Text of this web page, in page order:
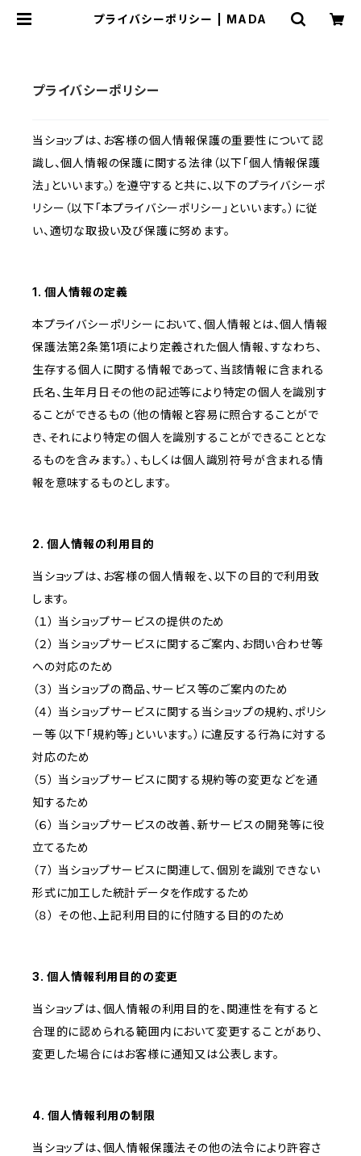
プライバシーポリシー | MADA
プライバシーポリシー
当ショップは、お客様の個人情報保護の重要性について認
識し、個人情報の保護に関する法律（以下「個人情報保護
法」といいます。）を遵守すると共に、以下のプライバシーポ
リシー（以下「本プライバシーポリシー」といいます。）に従
い、適切な取扱い及び保護に努めます。
1. 個人情報の定義
本プライバシーポリシーにおいて、個人情報とは、個人情報
保護法第2条第1項により定義された個人情報、すなわち、
生存する個人に関する情報であって、当該情報に含まれる
氏名、生年月日その他の記述等により特定の個人を識別す
ることができるもの（他の情報と容易に照合することがで
き、それにより特定の個人を識別することができることとな
るものを含みます。）、もしくは個人識別符号が含まれる情
報を意味するものとします。
2. 個人情報の利用目的
当ショップは、お客様の個人情報を、以下の目的で利用致
します。
（１） 当ショップサービスの提供のため
（２） 当ショップサービスに関するご案内、お問い合わせ等
への対応のため
（３） 当ショップの商品、サービス等のご案内のため
（４） 当ショップサービスに関する当ショップの規約、ポリシ
ー等（以下「規約等」といいます。）に違反する行為に対する
対応のため
（５） 当ショップサービスに関する規約等の変更などを通
知するため
（６） 当ショップサービスの改善、新サービスの開発等に役
立てるため
（７） 当ショップサービスに関連して、個別を識別できない
形式に加工した統計データを作成するため
（８） その他、上記利用目的に付随する目的のため
3. 個人情報利用目的の変更
当ショップは、個人情報の利用目的を、関連性を有すると
合理的に認められる範囲内において変更することがあり、
変更した場合にはお客様に通知又は公表します。
4. 個人情報利用の制限
当ショップは、個人情報保護法その他の法令により許容さ